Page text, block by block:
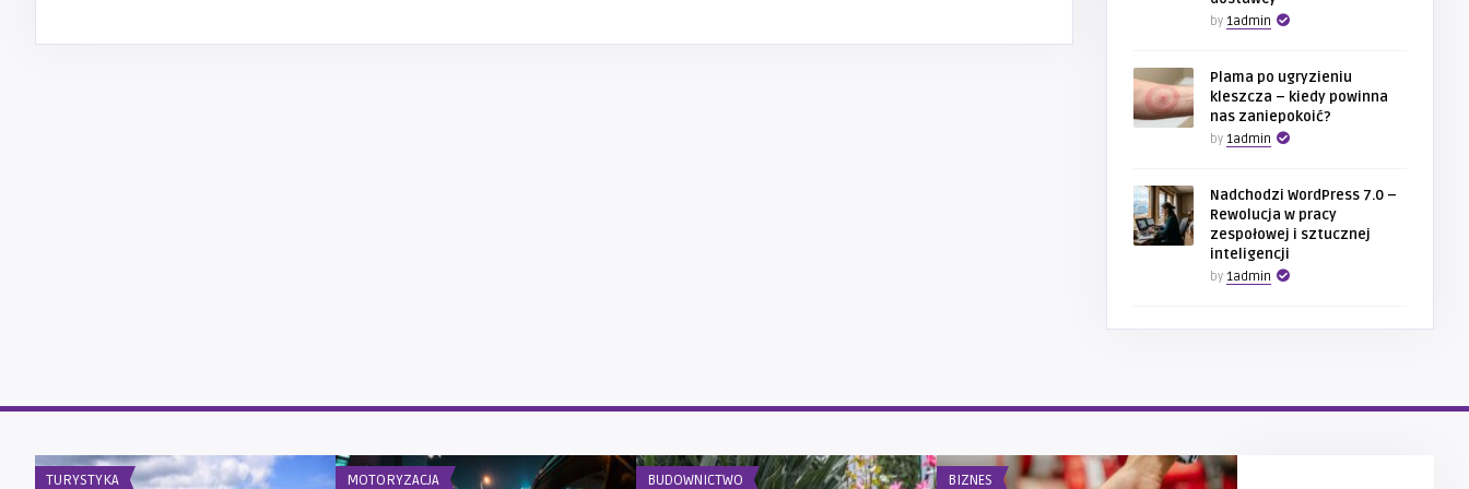
by 1admin
Plama po ugryzieniu
kleszcza – kiedy powinna
nas zaniepokoić?
by 1admin
Nadchodzi WordPress 7.0 –
Rewolucja w pracy
zespołowej i sztucznej
inteligencji
by 1admin
TURYSTYKA MOTORYZACJA BUDOWNICTWO BIZNES